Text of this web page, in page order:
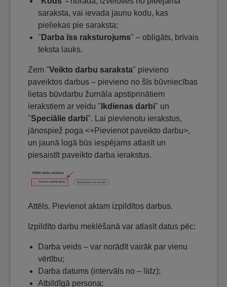
saraksta, vai ievada jaunu kodu, kas
pieliekas pie saraksta;
" Darba īss raksturojums" – obligāts, brīvais
teksta lauks.
Zem "Veikto darbu saraksta" pievieno
paveiktos darbus – pievieno no šīs būvniecības
lietas būvdarbu žurnāla apstiprinātiem
ierakstiem ar veidu " Ikdienas darbi" un
"Speciālie darbi". Lai pievienotu ierakstus,
jānospiež poga <+Pievienot paveikto darbu>,
un jaunā logā būs iespējams atlasīt un
piesaistīt paveikto darba ierakstus.
Attēls. Pievienot aktam izpildītos darbus.
Izpildīto darbu meklēšanā var atlasīt datus pēc:
Darba veids – var norādīt vairāk par vienu
vērtību;
Darba datums (intervāls no – līdz);
Atbildīgā persona;